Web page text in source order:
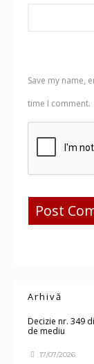
Save my name,
time I comment.
Arhivă
Decizie nr. 349
de mediu
17/07/2026